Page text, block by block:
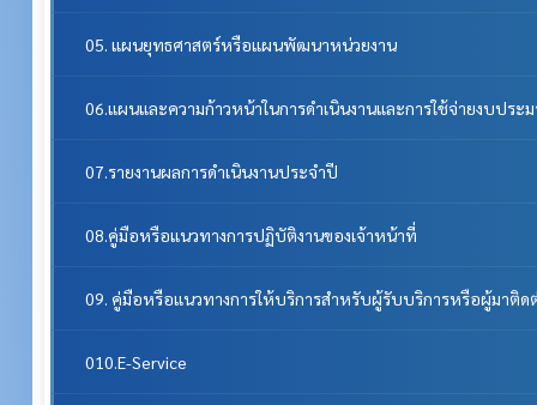
05. แผนยุทธศาสตร์หรือแผนพัฒนาหน่วยงาน
06.แผนและความก้าวหน้าในการดำเนินงานและการใช้จ่ายงบปร
07.รายงานผลการดำเนินงานประจำปี
08.คู่มือหรือแนวทางการปฏิบัติงานของเจ้าหน้าที่
09. คู่มือหรือแนวทางการให้บริการสำหรับผู้รับบริการหรือผู้มาติด
010.E-Service